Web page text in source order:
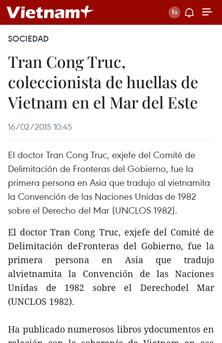
SOCIEDAD
Tran Cong Truc,
coleccionista de huellas de
Vietnam en el Mar del Este
16/02/2015 10:45
El doctor Tran Cong Truc, exjefe del Comité de
Delimitación de Fronteras del Gobierno, fue la
primera persona en Asia que tradujo al vietnamita
la Convención de las Naciones Unidas de 1982
sobre el Derecho del Mar (UNCLOS 1982).
El doctor Tran Cong Truc, exjefe del Comité de
Delimitación deFronteras del Gobierno, fue la
primera persona en Asia que tradujo
alvietnamita la Convención de las Naciones
Unidas de 1982 sobre el Derechodel Mar
(UNCLOS 1982).
Ha publicado numerosos libros ydocumentos en